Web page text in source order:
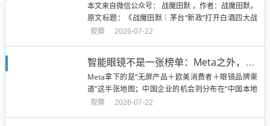
本文来自微信公众号： 战魔田默 ，作者：战魔田默，
原文标题：《战魔田默｜茅台“新政”打开白酒四大战
场：把酒卖给经销商，为什么不再足以证明增长？》
与实际交易，产品投放开始根据需求变化，自售、经
销、代售、寄售共...
观察 2026-07-22
智能眼镜不是一张榜单：Meta之外，中国玩家的四条路线
Meta拿下的是“无屏产品＋欧美消费者＋眼镜品牌渠
道”这半张地图；中国企业的机会则分布在“中国本地
服务＋显示交互＋海外空间显示市场＋上游供应链”等
观察 2026-07-22